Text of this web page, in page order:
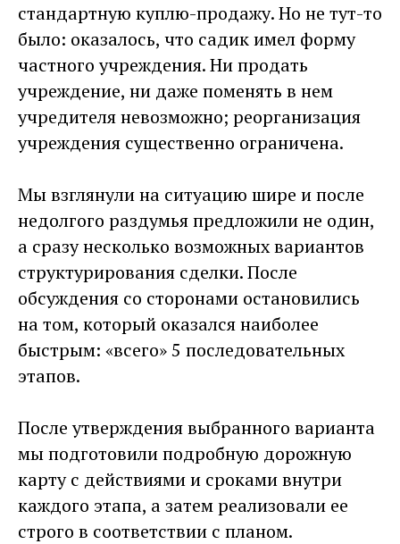
стандартную куплю-продажу. Но не тут-то
было: оказалось, что садик имел форму
частного учреждения. Ни продать
учреждение, ни даже поменять в нем
учредителя невозможно; реорганизация
учреждения существенно ограничена.
Мы взглянули на ситуацию шире и после
недолгого раздумья предложили не один,
а сразу несколько возможных вариантов
структурирования сделки. После
обсуждения со сторонами остановились
на том, который оказался наиболее
быстрым: «всего» 5 последовательных
этапов.
После утверждения выбранного варианта
мы подготовили подробную дорожную
карту с действиями и сроками внутри
каждого этапа, а затем реализовали ее
строго в соответствии с планом.